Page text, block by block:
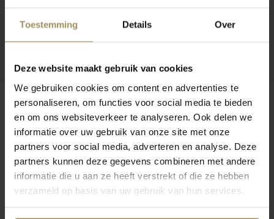
Toestemming Details Over
Deze website maakt gebruik van cookies
We gebruiken cookies om content en advertenties te
personaliseren, om functies voor social media te bieden
en om ons websiteverkeer te analyseren. Ook delen we
informatie over uw gebruik van onze site met onze
partners voor social media, adverteren en analyse. Deze
partners kunnen deze gegevens combineren met andere
informatie die u aan ze heeft verstrekt of die ze hebben
verzameld op basis van uw gebruik van hun services.
Op zoek naar meer inspiratie?